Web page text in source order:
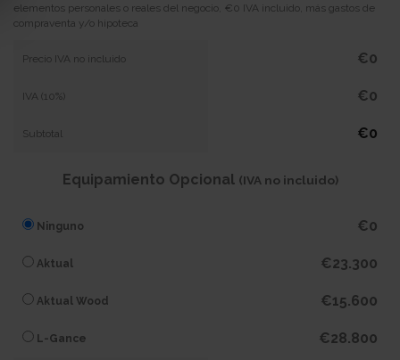
elementos personales o reales del negocio, €0 IVA incluido, más gastos de
compraventa y/o hipoteca
Precio IVA no incluido €0
IVA (10%) €0
Subtotal €0
Equipamiento Opcional (IVA no incluido)
Ninguno €0
Aktual €23.300
Aktual Wood €15.600
L-Gance €28.800